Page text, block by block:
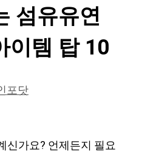
섬유유연
이템 탑 10
포닷
신가요? 언제든지 필요